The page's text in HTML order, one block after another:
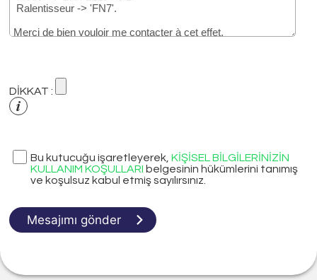
DİKKAT :
Bu kutucuğu işaretleyerek,KİŞİSEL BİLGİLERİNİZİN
KULLANIM KOŞULLARI belgesinin hükümlerini tanımış
ve koşulsuz kabul etmiş sayılırsınız.
Mesajımı gönder